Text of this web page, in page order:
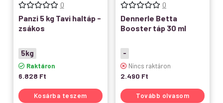
0
Panzi 5 kg Tavi haltáp -
zsákos
5kg
Raktáron
6.828 Ft
Kosárba teszem
0
Dennerle Betta
Booster táp 30 ml
-
Nincs raktáron
2.490 Ft
Tovább olvasom